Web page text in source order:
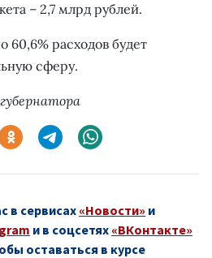
– 2,7 млрд рублей.
расходов будет
сферу.
в сервисах «Новости» и
и в соцсетях «ВКонтакте»
оставаться в курсе